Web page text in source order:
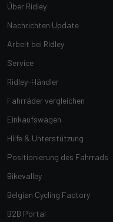
Über Ridley
Nachrichten Update
Arbeit bei Ridley
Service
Ridley-Händler
Fahrräder vergleichen
Einkaufswagen
Hilfe & Unterstützung
Positionierung des Fahrrads
Bikevalley
Belgian Cycling Factory
B2B Portal